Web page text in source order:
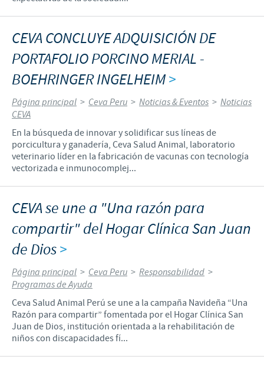
CEVA CONCLUYE ADQUISICIÓN DE
PORTAFOLIO PORCINO MERIAL -
BOEHRINGER INGELHEIM>
Página principal > Ceva Peru > Noticias & Eventos > Noticias
CEVA
En la búsqueda de innovar y solidificar sus líneas de
porcicultura y ganadería, Ceva Salud Animal, laboratorio
veterinario líder en la fabricación de vacunas con tecnología
vectorizada e inmunocomplej...
CEVA se une a "Una razón para
compartir" del Hogar Clínica San Juan
de Dios>
Página principal > Ceva Peru > Responsabilidad >
Programas de Ayuda
Ceva Salud Animal Perú se une a la campaña Navideña “Una
Razón para compartir” fomentada por el Hogar Clínica San
Juan de Dios, institución orientada a la rehabilitación de
niños con discapacidades fí...